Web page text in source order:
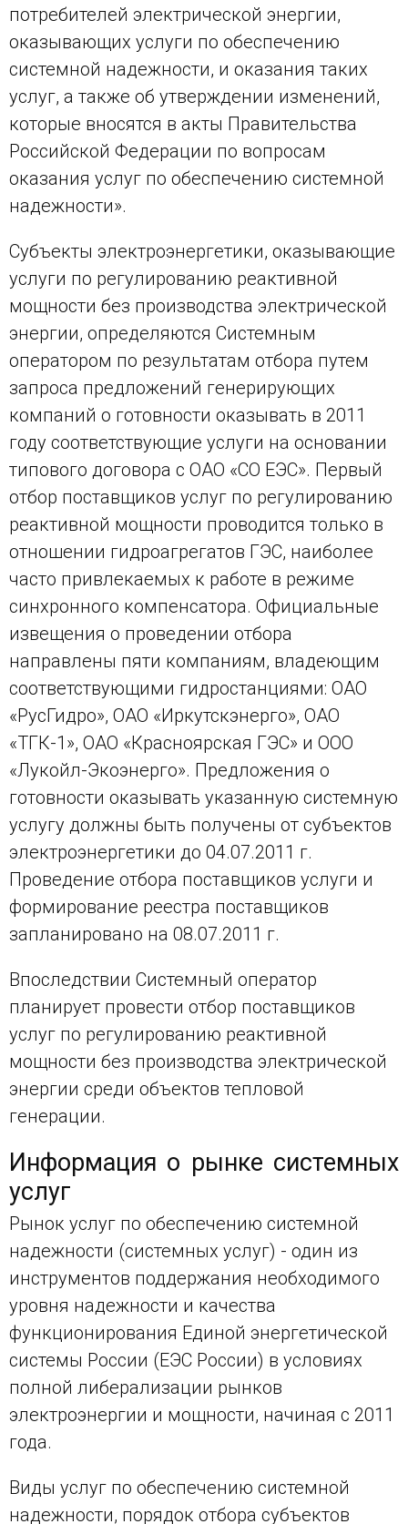
потребителей электрической энергии,
оказывающих услуги по обеспечению
системной надежности, и оказания таких
услуг, а также об утверждении изменений,
которые вносятся в акты Правительства
Российской Федерации по вопросам
оказания услуг по обеспечению системной
надежности».
Субъекты электроэнергетики, оказывающие
услуги по регулированию реактивной
мощности без производства электрической
энергии, определяются Системным
оператором по результатам отбора путем
запроса предложений генерирующих
компаний о готовности оказывать в 2011
году соответствующие услуги на основании
типового договора с ОАО «СО ЕЭС». Первый
отбор поставщиков услуг по регулированию
реактивной мощности проводится только в
отношении гидроагрегатов ГЭС, наиболее
часто привлекаемых к работе в режиме
синхронного компенсатора. Официальные
извещения о проведении отбора
направлены пяти компаниям, владеющим
соответствующими гидростанциями: ОАО
«РусГидро», ОАО «Иркутскэнерго», ОАО
«ТГК-1», ОАО «Красноярская ГЭС» и ООО
«Лукойл-Экоэнерго». Предложения о
готовности оказывать указанную системную
услугу должны быть получены от субъектов
электроэнергетики до 04.07.2011 г.
Проведение отбора поставщиков услуги и
формирование реестра поставщиков
запланировано на 08.07.2011 г.
Впоследствии Системный оператор
планирует провести отбор поставщиков
услуг по регулированию реактивной
мощности без производства электрической
энергии среди объектов тепловой
генерации.
Информация о рынке системных
услуг
Рынок услуг по обеспечению системной
надежности (системных услуг) - один из
инструментов поддержания необходимого
уровня надежности и качества
функционирования Единой энергетической
системы России (ЕЭС России) в условиях
полной либерализации рынков
электроэнергии и мощности, начиная с 2011
года.
Виды услуг по обеспечению системной
надежности, порядок отбора субъектов